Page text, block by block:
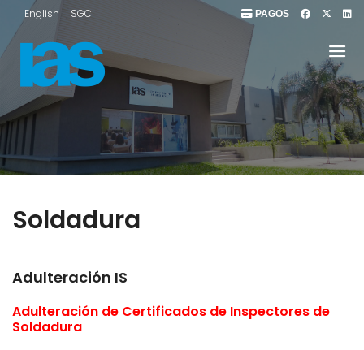
English SGC PAGOS
Soldadura
Adulteración IS
Adulteración de Certificados de Inspectores de
Soldadura